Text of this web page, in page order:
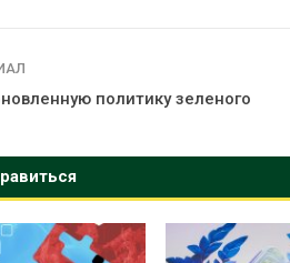
политику зеленого